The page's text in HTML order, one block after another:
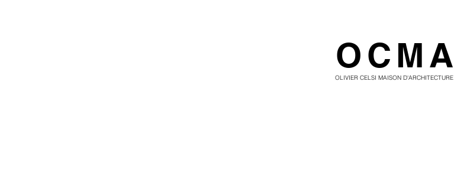
OLIVIER CELSI MAISON D'ARCHITECTURE
OCMA